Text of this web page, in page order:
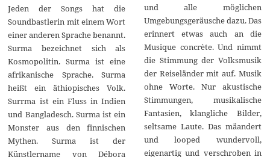
Jeden der Songs hat die
Soundbastlerin mit einem Wort
einer anderen Sprache benannt.
Surma bezeichnet sich als
Kosmopolitin. Surma ist eine
afrikanische Sprache. Surma
heißt ein äthiopisches Volk.
Surrma ist ein Fluss in Indien
und Bangladesch. Surma ist ein
Monster aus den finnischen
Mythen. Surma ist der
Künstlername von Débora
und alle möglichen
Umgebungsgeräusche dazu. Das
erinnert etwas auch an die
Musique concrète. Und nimmt
die Stimmung der Volksmusik
der Reiseländer mit auf. Musik
ohne Worte. Nur akustische
Stimmungen, musikalische
Fantasien, klangliche Bilder,
seltsame Laute. Das mäandert
und looped wundervoll,
eigenartig und verschroben in